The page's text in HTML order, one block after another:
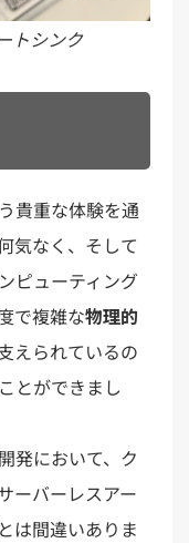
トシンク
貴重な体験を通
気なく、そして
ピューティング
で複雑な物理的
えられているの
とができまし
発において、ク
ーバーレスアー
は間違いありま